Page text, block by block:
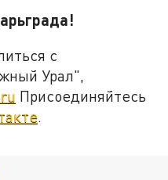
с
Урал",
Присоединяйтесь
.